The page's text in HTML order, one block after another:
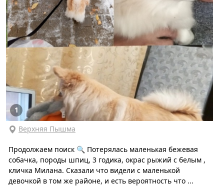
1
Верхняя Пышма
Продолжаем поиск 🔍 Потерялась маленькая бежевая
собачка, породы шпиц, 3 годика, окрас рыжий с белым ,
кличка Милана. Сказали что видели с маленькой
девочкой в том же районе, и есть вероятность что ...